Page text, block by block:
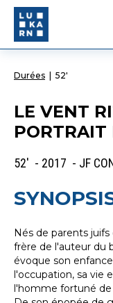
Durées 52'
LE VENT
PORTRAIT
52' - 2017 - JF
Nés de parents
frère de l'auteur du
évoque son
l'occupation, sa vie
l'homme fortuné de